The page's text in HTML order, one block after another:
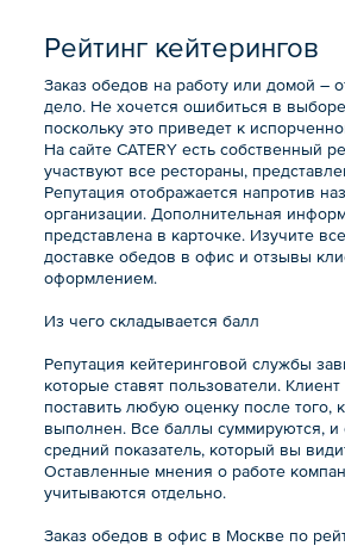
Рейтинг кейтерингов
Заказ обедов на работу или домой –
дело. Не хочется ошибиться в
поскольку это приведет к
На сайте CATERY есть собственный
участвуют все рестораны,
Репутация отображается напротив
организации. Дополнительная
представлена в карточке. Изучите
доставке обедов в офис и отзывы
оформлением.
Из чего складывается балл
Репутация кейтеринговой службы
которые ставят пользователи.
поставить любую оценку после того,
выполнен. Все баллы суммируются, и
средний показатель, который вы
Оставленные мнения о работе
учитываются отдельно.
Заказ обедов в офис в Москве по